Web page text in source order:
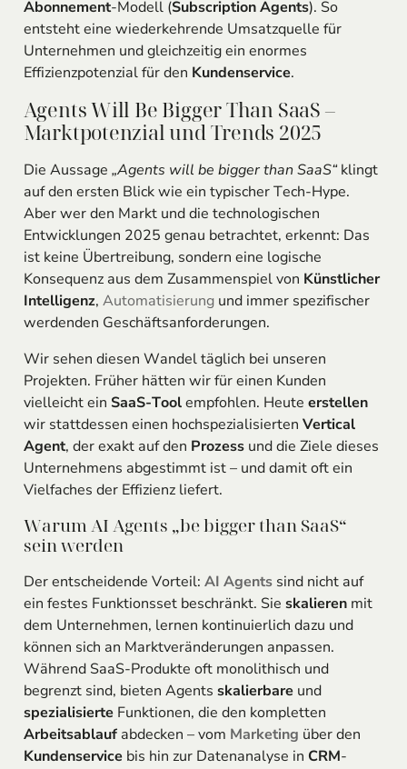
Abonnement-Modell (Subscription Agents). So
entsteht eine wiederkehrende Umsatzquelle für
Unternehmen und gleichzeitig ein enormes
Effizienzpotenzial für den Kundenservice.
Agents Will Be Bigger Than SaaS –
Marktpotenzial und Trends 2025
Die Aussage „Agents will be bigger than SaaS“klingt
auf den ersten Blick wie ein typischer Tech-Hype.
Aber wer den Markt und die technologischen
Entwicklungen 2025 genau betrachtet, erkennt: Das
ist keine Übertreibung, sondern eine logische
Konsequenz aus dem Zusammenspiel von Künstlicher
Intelligenz, Automatisierungund immer spezifischer
werdenden Geschäftsanforderungen.
Wir sehen diesen Wandel täglich bei unseren
Projekten. Früher hätten wir für einen Kunden
vielleicht ein SaaS-Toolempfohlen. Heute erstellen
wir stattdessen einen hochspezialisierten Vertical
Agent, der exakt auf den Prozessund die Ziele dieses
Unternehmens abgestimmt ist – und damit oft ein
Vielfaches der Effizienz liefert.
Warum AI Agents „be bigger than SaaS“
sein werden
Der entscheidende Vorteil: AI Agentssind nicht auf
ein festes Funktionsset beschränkt. Sie skalierenmit
dem Unternehmen, lernen kontinuierlich dazu und
können sich an Marktveränderungen anpassen.
Während SaaS-Produkte oft monolithisch und
begrenzt sind, bieten Agents skalierbareund
spezialisierteFunktionen, die den kompletten
Arbeitsablaufabdecken – vom Marketing über den
Kundenservicebis hin zur Datenanalyse in CRM-